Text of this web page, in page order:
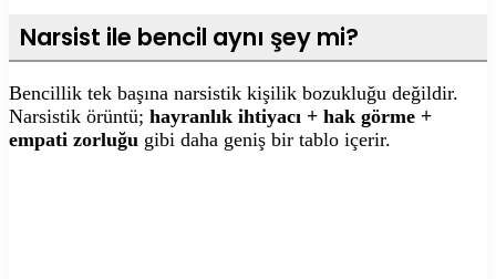
Narsist ile bencil aynı şey mi?
Bencillik tek başına narsistik kişilik bozukluğu değildir.
Narsistik örüntü; hayranlık ihtiyacı + hak görme +
empati zorluğu gibi daha geniş bir tablo içerir.